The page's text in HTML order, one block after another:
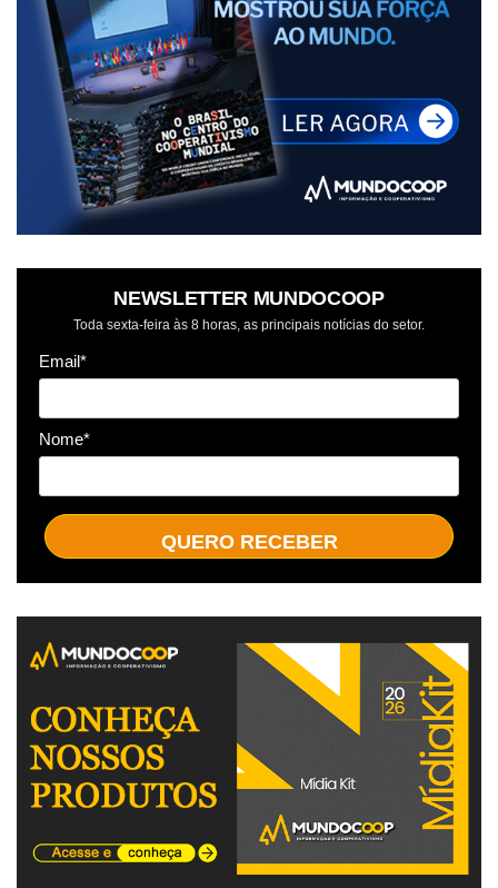
NEWSLETTER MUNDOCOOP
Toda sexta-feira às 8 horas, as principais notícias do setor.
Email*
Nome*
QUERO RECEBER